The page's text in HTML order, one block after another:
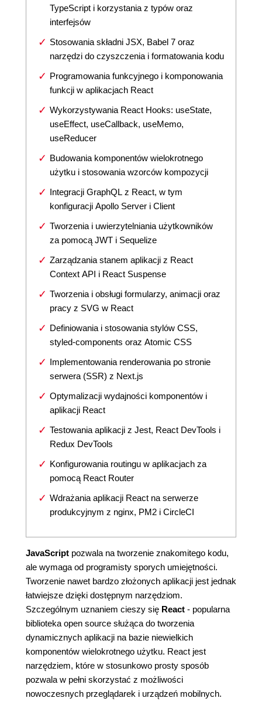
TypeScript i korzystania z typów oraz
interfejsów
Stosowania składni JSX, Babel 7 oraz
narzędzi do czyszczenia i formatowania kodu
Programowania funkcyjnego i komponowania
funkcji w aplikacjach React
Wykorzystywania React Hooks: useState,
useEffect, useCallback, useMemo,
useReducer
Budowania komponentów wielokrotnego
użytku i stosowania wzorców kompozycji
Integracji GraphQL z React, w tym
konfiguracji Apollo Server i Client
Tworzenia i uwierzytelniania użytkowników
za pomocą JWT i Sequelize
Zarządzania stanem aplikacji z React
Context API i React Suspense
Tworzenia i obsługi formularzy, animacji oraz
pracy z SVG w React
Definiowania i stosowania stylów CSS,
styled-components oraz Atomic CSS
Implementowania renderowania po stronie
serwera (SSR) z Next.js
Optymalizacji wydajności komponentów i
aplikacji React
Testowania aplikacji z Jest, React DevTools i
Redux DevTools
Konfigurowania routingu w aplikacjach za
pomocą React Router
Wdrażania aplikacji React na serwerze
produkcyjnym z nginx, PM2 i CircleCI
JavaScript pozwala na tworzenie znakomitego kodu,
ale wymaga od programisty sporych umiejętności.
Tworzenie nawet bardzo złożonych aplikacji jest jednak
łatwiejsze dzięki dostępnym narzędziom.
Szczególnym uznaniem cieszy się React - popularna
biblioteka open source służąca do tworzenia
dynamicznych aplikacji na bazie niewielkich
komponentów wielokrotnego użytku. React jest
narzędziem, które w stosunkowo prosty sposób
pozwala w pełni skorzystać z możliwości
nowoczesnych przeglądarek i urządzeń mobilnych.